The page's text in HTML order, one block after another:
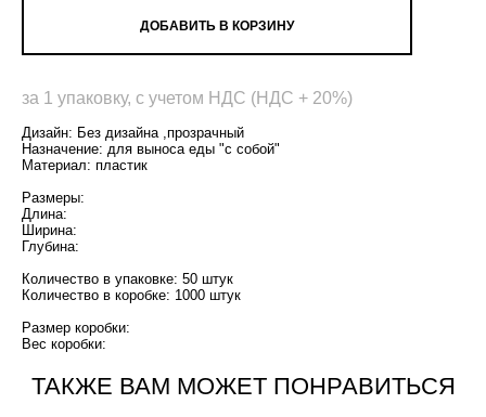
ДОБАВИТЬ В КОРЗИНУ
за 1 упаковку, с учетом НДС (НДС + 20%)
Дизайн: Без дизайна ,прозрачный
Назначение: для выноса еды "с собой"
Материал: пластик
Размеры:
Длина:
Ширина:
Глубина:
Количество в упаковке: 50 штук
Количество в коробке: 1000 штук
Размер коробки:
Вес коробки:
ТАКЖЕ ВАМ МОЖЕТ ПОНРАВИТЬСЯ